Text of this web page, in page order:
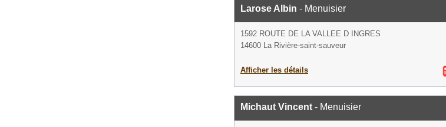
Larose Albin - Menuisier
1592 ROUTE DE LA VALLEE D INGRES
14600 La Rivière-saint-sauveur
Afficher les détails
Michaut Vincent - Menuisier